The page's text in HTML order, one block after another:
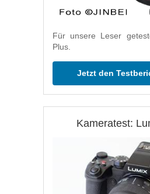
Für unsere Leser
Plus.
Jetzt den
Kameratest: